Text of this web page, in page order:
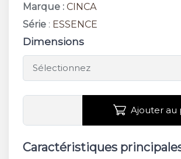
Marque : CINCA
Série : ESSENCE
Dimensions
Ajouter au
Caractéristiques